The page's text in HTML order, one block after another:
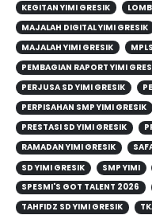
KEGITAN YIMI GRESIK
MAJALAH DIGITAL YIMI GRESIK
MAJALAH YIMI GRESIK
PEMBAGIAN RAPORT YIMI
PERJUSA SD YIMI GRESIK
PERPISAHAN SMP YIMI GRESIK
PRESTASI SD YIMI GRESIK
RAMADAN YIMI GRESIK
SD YIMI GRESIK
SMP YIMI
SPESMI'S GOT TALENT 2026
TAHFIDZ SD YIMI GRESIK